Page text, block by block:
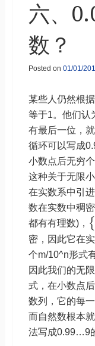
六、
数？
Posted on 01/01/
某些人仍然根
等于1。他们认
有最后一位，
循环可以写成
小数点后无穷
这种关于无限
在实数系中引
数在实数中稠
都有有理数)， {
密，因此它在
个m/10^n形式
因此我们的无
式，在小数点
数列，它的每
而自然数根本
法写成0.99…9